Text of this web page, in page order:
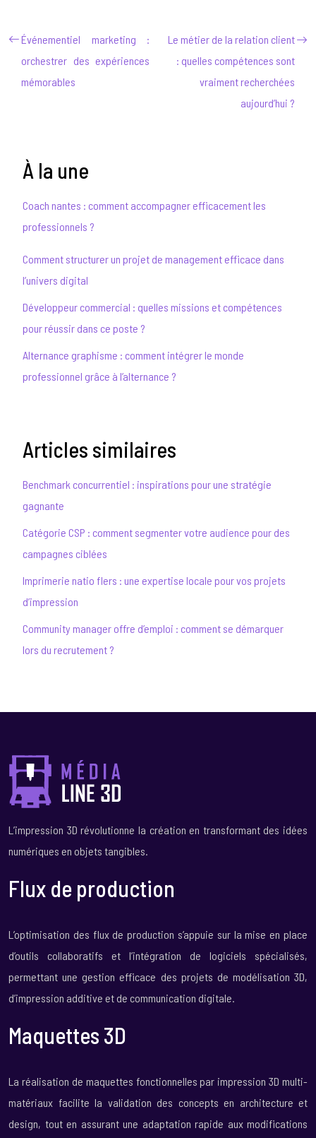
Événementiel marketing :
orchestrer des expériences
mémorables
Le métier de la relation client
: quelles compétences sont
vraiment recherchées
aujourd’hui ?
À la une
Coach nantes : comment accompagner efficacement les
professionnels ?
Comment structurer un projet de management efficace dans
l’univers digital
Développeur commercial : quelles missions et compétences
pour réussir dans ce poste ?
Alternance graphisme : comment intégrer le monde
professionnel grâce à l’alternance ?
Articles similaires
Benchmark concurrentiel : inspirations pour une stratégie
gagnante
Catégorie CSP : comment segmenter votre audience pour des
campagnes ciblées
Imprimerie natio flers : une expertise locale pour vos projets
d’impression
Community manager offre d’emploi : comment se démarquer
lors du recrutement ?
L’impression 3D révolutionne la création en transformant des idées
numériques en objets tangibles.
Flux de production
L’optimisation des flux de production s’appuie sur la mise en place
d’outils collaboratifs et l’intégration de logiciels spécialisés,
permettant une gestion efficace des projets de modélisation 3D,
d’impression additive et de communication digitale.
Maquettes 3D
La réalisation de maquettes fonctionnelles par impression 3D multi-
matériaux facilite la validation des concepts en architecture et
design, tout en assurant une adaptation rapide aux modifications